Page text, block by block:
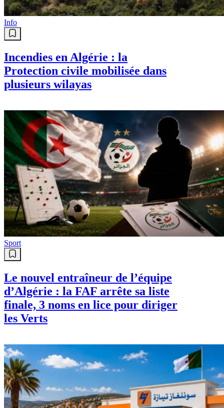
Info
Incendies en Algérie : la
Protection civile mobilisée dans
plusieurs wilayas
Sport
Le nouvel entraîneur de l’équipe
d’Algérie : la FAF arrête sa liste
finale, 3 noms en lice pour diriger
les Verts